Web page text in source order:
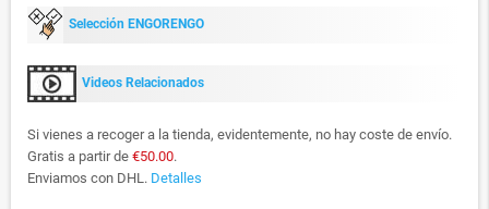
Selección ENGORENGO
Videos Relacionados
Si vienes a recoger a la tienda, evidentemente, no hay coste de envío.
Gratis a partir de €50.00.
Enviamos con DHL. Detalles